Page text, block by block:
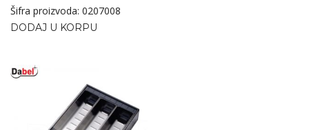
Šifra proizvoda: 0207008
DODAJ U KORPU